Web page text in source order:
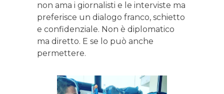
non ama i giornalisti e le interviste ma
preferisce un dialogo franco, schietto
e confidenziale. Non è diplomatico
ma diretto. E se lo può anche
permettere.